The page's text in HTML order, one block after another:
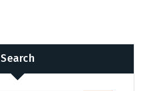
Search